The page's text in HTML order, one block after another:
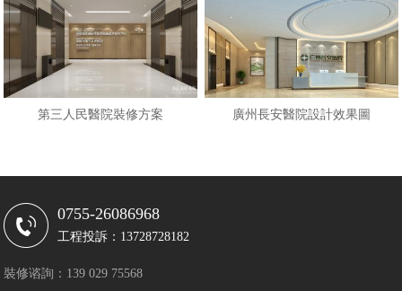
第三人民醫院裝修方案 廣州長安醫院設計效果圖
0755-26086968
工程投訴：13728728182
裝修谘詢：139 029 75568